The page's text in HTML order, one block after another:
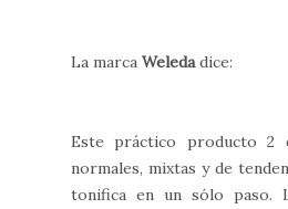
La marca Weleda dice:
Este práctico producto 2
normales, mixtas y de
tonifica en un sólo paso.